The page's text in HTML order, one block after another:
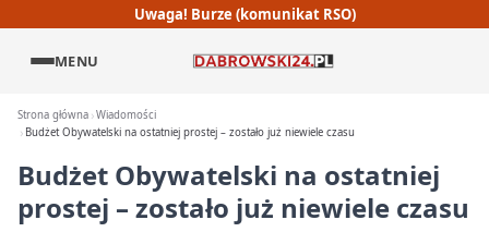
Uwaga! Burze (komunikat RSO)
MENU
Strona główna Wiadomości
Budżet Obywatelski na ostatniej prostej – zostało już niewiele czasu
Budżet Obywatelski na ostatniej
prostej – zostało już niewiele czasu